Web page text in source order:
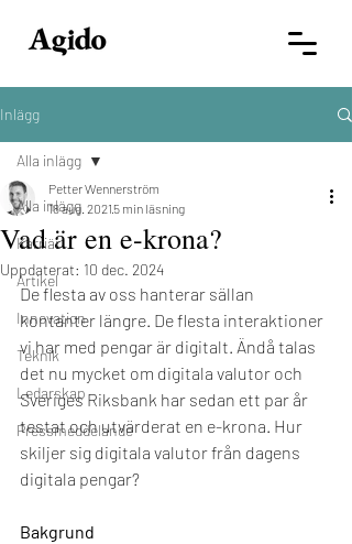
Inlägg
Alla inlägg
Karriär
Artikel
Innovation
Teknik
Ledarskap
Pressmeddelande
Alla inlägg
Vad är en e-krona?
Petter Wennerström
18 aug. 20215 min läsning
Uppdaterat: 10 dec. 2024
De flesta av oss hanterar sällan
kontanter längre. De flesta interaktioner
vi har med pengar är digitalt. Ändå talas
det nu mycket om digitala valutor och
Sveriges Riksbank har sedan ett par år
testat och utvärderat en e-krona. Hur
skiljer sig digitala valutor från dagens
digitala pengar?
Bakgrund